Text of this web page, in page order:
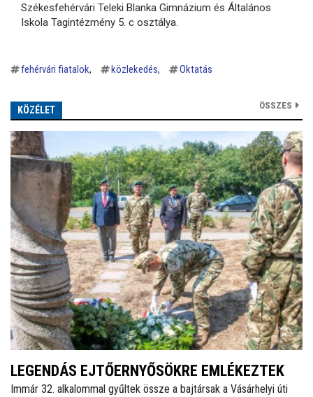
Székesfehérvári Teleki Blanka Gimnázium és Általános
Iskola Tagintézmény 5. c osztálya.
fehérvári fiatalok közlekedés Oktatás
KÖZÉLET ÖSSZES
LEGENDÁS EJTŐERNYŐSÖKRE EMLÉKEZTEK
Immár 32. alkalommal gyűltek össze a bajtársak a Vásárhelyi úti